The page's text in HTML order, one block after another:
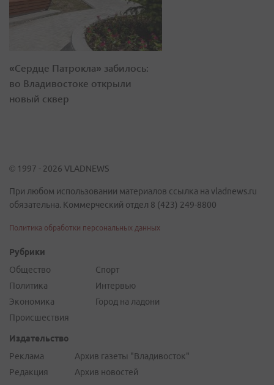
«Сердце Патрокла» забилось:
во Владивостоке открыли
новый сквер
© 1997 - 2026 VLADNEWS
При любом использовании материалов ссылка на vladnews.ru
обязательна. Коммерческий отдел 8 (423) 249-8800
Политика обработки персональных данных
Рубрики
Общество
Политика
Экономика
Происшествия
Спорт
Интервью
Город на ладони
Издательство
Реклама
Редакция
Архив газеты "Владивосток"
Архив новостей